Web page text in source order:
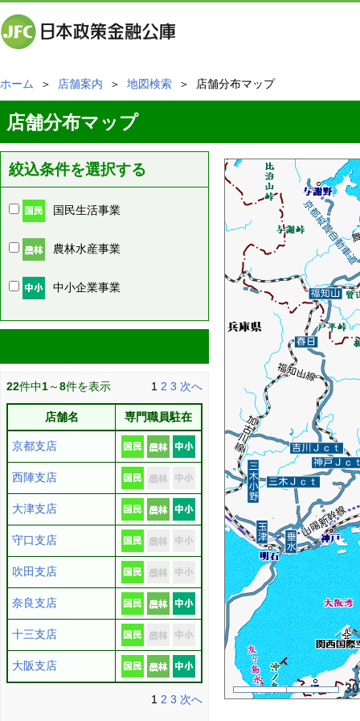
ホーム ＞ 店舗案内 ＞ 地図検索 ＞ 店舗分布マップ
店舗分布マップ
絞込条件を選択する
国民生活事業
農林水産事業
中小企業事業
22件中1～8件を表示 1 2 3 次へ
店舗名 専門職員駐在
京都支店
西陣支店
大津支店
守口支店
吹田支店
奈良支店
十三支店
大阪支店
1 2 3 次へ